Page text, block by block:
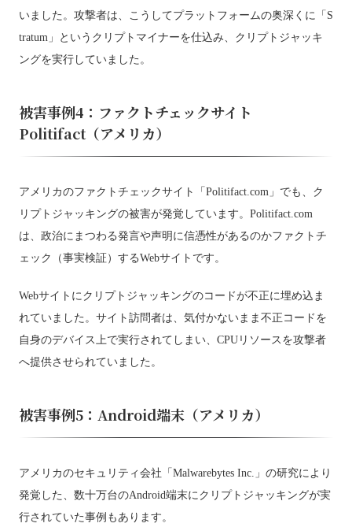
いました。攻撃者は、こうしてプラットフォームの奥深くに「S
tratum」というクリプトマイナーを仕込み、クリプトジャッキ
ングを実行していました。
被害事例4：ファクトチェックサイト
Politifact（アメリカ）
アメリカのファクトチェックサイト「Politifact.com」でも、ク
リプトジャッキングの被害が発覚しています。Politifact.com
は、政治にまつわる発言や声明に信憑性があるのかファクトチ
ェック（事実検証）するWebサイトです。
Webサイトにクリプトジャッキングのコードが不正に埋め込ま
れていました。サイト訪問者は、気付かないまま不正コードを
自身のデバイス上で実行されてしまい、CPUリソースを攻撃者
へ提供させられていました。
被害事例5：Android端末（アメリカ）
アメリカのセキュリティ会社「Malwarebytes Inc.」の研究により
発覚した、数十万台のAndroid端末にクリプトジャッキングが実
行されていた事例もあります。